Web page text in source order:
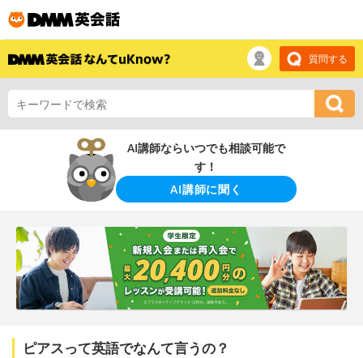
質問する
AI講師ならいつでも相談可能で
す！
AI講師に聞く
ピアスって英語でなんて言うの？